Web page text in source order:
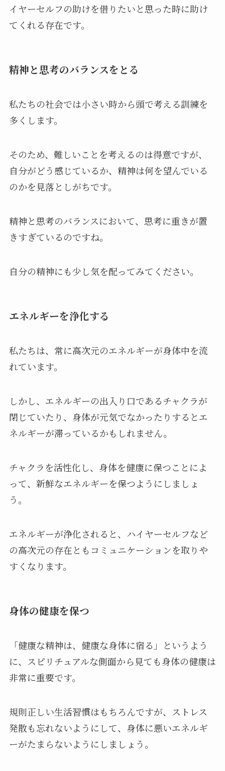
イヤーセルフの助けを借りたいと思った時に助け
てくれる存在です。
精神と思考のバランスをとる
私たちの社会では小さい時から頭で考える訓練を
多くします。
そのため、難しいことを考えるのは得意ですが、
自分がどう感じているか、精神は何を望んでいる
のかを見落としがちです。
精神と思考のバランスにおいて、思考に重きが置
きすぎているのですね。
自分の精神にも少し気を配ってみてください。
エネルギーを浄化する
私たちは、常に高次元のエネルギーが身体中を流
れています。
しかし、エネルギーの出入り口であるチャクラが
閉じていたり、身体が元気でなかったりするとエ
ネルギーが滞っているかもしれません。
チャクラを活性化し、身体を健康に保つことによ
って、新鮮なエネルギーを保つようにしましょ
う。
エネルギーが浄化されると、ハイヤーセルフなど
の高次元の存在ともコミュニケーションを取りや
すくなります。
身体の健康を保つ
「健康な精神は、健康な身体に宿る」というよう
に、スピリチュアルな側面から見ても身体の健康は
非常に重要です。
規則正しい生活習慣はもちろんですが、ストレス
発散も忘れないようにして、身体に悪いエネルギ
ーがたまらないようにしましょう。